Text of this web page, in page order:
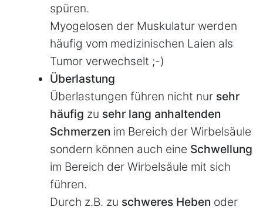
spüren.
Myogelosen der Muskulatur werden
häufig vom medizinischen Laien als
Tumor verwechselt ;-)
Überlastung
Überlastungen führen nicht nur sehr
häufig zu sehr lang anhaltenden
Schmerzen im Bereich der Wirbelsäule
sondern können auch eine Schwellung
im Bereich der Wirbelsäule mit sich
führen.
Durch z.B. zu schweres Heben oder